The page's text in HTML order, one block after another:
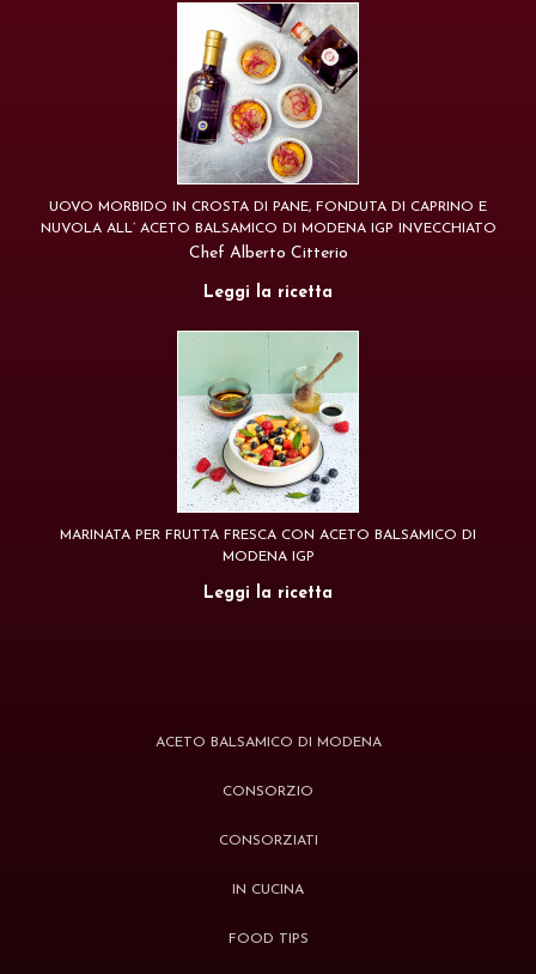
UOVO MORBIDO IN CROSTA DI PANE, FONDUTA DI CAPRINO E
NUVOLA ALL’ ACETO BALSAMICO DI MODENA IGP INVECCHIATO
Chef Alberto Citterio
Leggi la ricetta
MARINATA PER FRUTTA FRESCA CON ACETO BALSAMICO DI
MODENA IGP
Leggi la ricetta
ACETO BALSAMICO DI MODENA
CONSORZIO
CONSORZIATI
IN CUCINA
FOOD TIPS